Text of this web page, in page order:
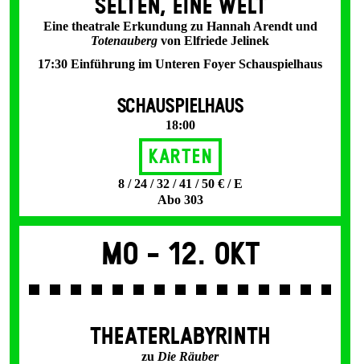
SELTEN, EINE WELT
Eine theatrale Erkundung zu Hannah Arendt und
Totenauberg von Elfriede Jelinek
17:30 Einführung im Unteren Foyer Schauspielhaus
SCHAUSPIELHAUS
18:00
Karten
8 / 24 / 32 / 41 / 50 € / E
Abo 303
Mo - 12. Okt
THEATERLABYRINTH
zu Die Räuber